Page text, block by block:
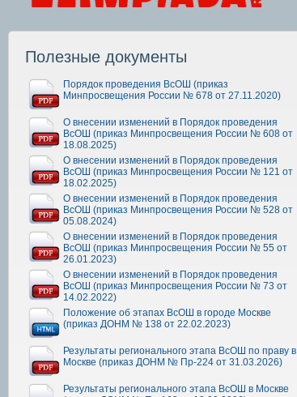
Полезные документы
Порядок проведения ВсОШ (приказ
Минпросвещения России № 678 от 27.11.2020)
О внесении изменений в Порядок проведения
ВсОШ (приказ Минпросвещения России № 608 от
18.08.2025)
О внесении изменений в Порядок проведения
ВсОШ (приказ Минпросвещения России № 121 от
18.02.2025)
О внесении изменений в Порядок проведения
ВсОШ (приказ Минпросвещения России № 528 от
05.08.2024)
О внесении изменений в Порядок проведения
ВсОШ (приказ Минпросвещения России № 55 от
26.01.2023)
О внесении изменений в Порядок проведения
ВсОШ (приказ Минпросвещения России № 73 от
14.02.2022)
Положение об этапах ВсОШ в городе Москве
(приказ ДОНМ № 138 от 22.02.2023)
Результаты регионального этапа ВсОШ по праву в
Москве (приказ ДОНМ № Пр-224 от 31.03.2026)
Результаты регионального этапа ВсОШ в Москве